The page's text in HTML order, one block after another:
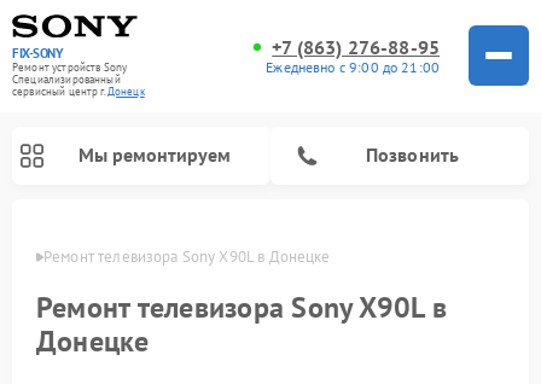
FIX-SONY
Ремонт устройств Sony
Специализированный
cервисный центр г. Донецк
+7 (863) 276-88-95
Ежедневно с 9:00 до 21:00
Мы ремонтируем Позвонить
Ремонт телевизора Sony X90L в Донецке
Ремонт телевизора Sony X90L в
Донецке